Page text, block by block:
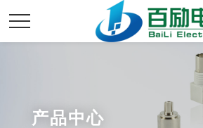
产品中心